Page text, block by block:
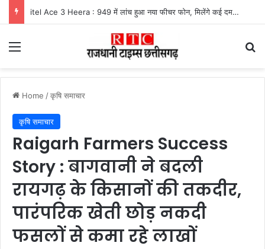
UPI Payment Rules News : फोन पे और गूगल पे से 2 हजार से अधिक का भुगतान करने वालों के लिए बड़ा अपडेट, जानें किस पर लगेगा चार्ज और किसे मिलेगी राहत
Menu
Home /कृषि समाचार
कृषि समाचार
Raigarh Farmers Success
Story : बागवानी ने बदली
रायगढ़ के किसानों की तकदीर,
पारंपरिक खेती छोड़ नकदी
फसलों से कमा रहे लाखों